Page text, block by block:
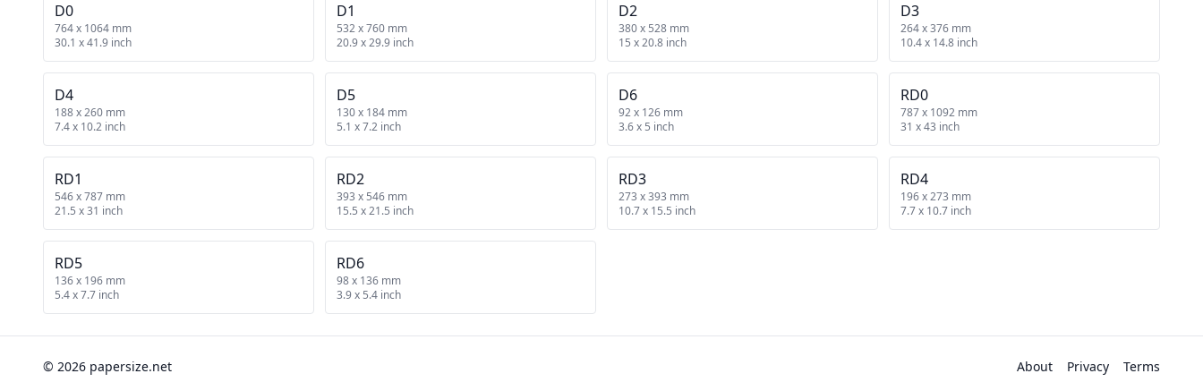
D0
764 x 1064 mm
30.1 x 41.9 inch
D1
532 x 760 mm
20.9 x 29.9 inch
D2
380 x 528 mm
15 x 20.8 inch
D3
264 x 376 mm
10.4 x 14.8 inch
D4
188 x 260 mm
7.4 x 10.2 inch
D5
130 x 184 mm
5.1 x 7.2 inch
D6
92 x 126 mm
3.6 x 5 inch
RD0
787 x 1092 mm
31 x 43 inch
RD1
546 x 787 mm
21.5 x 31 inch
RD2
393 x 546 mm
15.5 x 21.5 inch
RD3
273 x 393 mm
10.7 x 15.5 inch
RD4
196 x 273 mm
7.7 x 10.7 inch
RD5
136 x 196 mm
5.4 x 7.7 inch
RD6
98 x 136 mm
3.9 x 5.4 inch
© 2026 papersize.net About Privacy Terms